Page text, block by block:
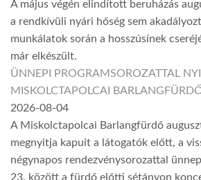
A május végén elindított beruházás
a rendkívüli nyári hőség sem
munkálatok során a hosszúsínek
már elkészült.
ÜNNEPI PROGRAMSOROZATTAL
MISKOLCTAPOLCAI
2026-08-04
A Miskolctapolcai Barlangfürdő
megnyitja kapuit a látogatók előtt, a
négynapos rendezvénysorozattal
23. között a fürdő előtti sétányon